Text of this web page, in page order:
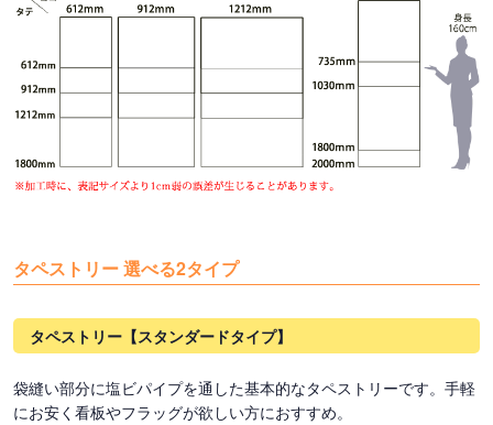
タペストリー 選べる2タイプ
タペストリー【スタンダードタイプ】
袋縫い部分に塩ビパイプを通した基本的なタペストリーです。手軽
にお安く看板やフラッグが欲しい方におすすめ。